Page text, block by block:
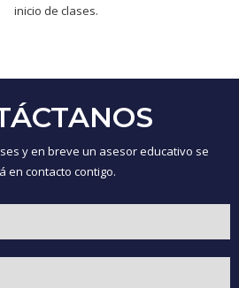
inicio de clases.
y en breve un asesor educativo se
en contacto contigo.